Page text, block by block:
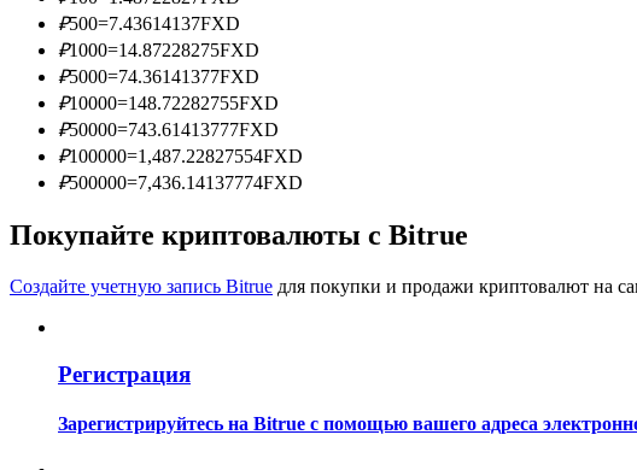
Станьте копи-трейдером
Наслаждайтесь распределением прибыли и комиссиями за копи-
₽500=7.43614137FXD
₽1000=14.87228275FXD
₽5000=74.36141377FXD
₽10000=148.72282755FXD
₽50000=743.61413777FXD
₽100000=1,487.22827554FXD
₽500000=7,436.14137774FXD
Покупайте криптовалюты с Bitrue
Создайте учетную запись Bitrue для покупки и продажи криптовалют на
Регистрация
Зарегистрируйтесь на Bitrue с помощью вашего адреса